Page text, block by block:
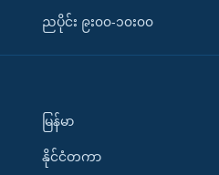
ညပိုင်း ၉း၀၀-၁၀း၀၀
မြန်မာ
နိုင်ငံတကာ